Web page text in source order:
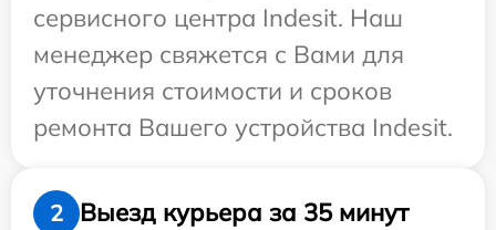
сервисного центра Indesit. Наш
менеджер свяжется с Вами для
уточнения стоимости и сроков
ремонта Вашего устройства Indesit.
2
Выезд курьера за 35 минут